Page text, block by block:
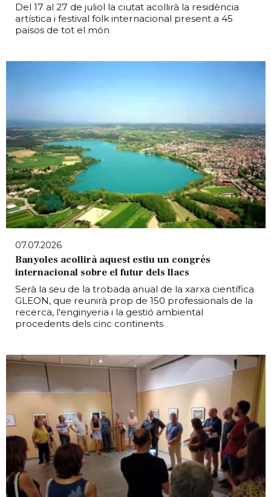
Del 17 al 27 de juliol la ciutat acollirà la residència
artística i festival folk internacional present a 45
països de tot el món
07.07.2026
Banyoles acollirà aquest estiu un congrés
internacional sobre el futur dels llacs
Serà la seu de la trobada anual de la xarxa científica
GLEON, que reunirà prop de 150 professionals de la
recerca, l'enginyeria i la gestió ambiental
procedents dels cinc continents